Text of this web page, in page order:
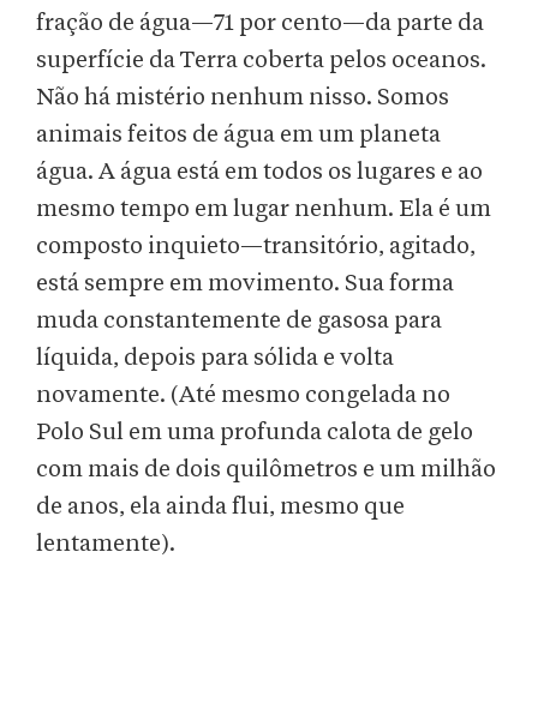
fração de água—71 por cento—da parte da
superfície da Terra coberta pelos oceanos.
Não há mistério nenhum nisso. Somos
animais feitos de água em um planeta
água. A água está em todos os lugares e ao
mesmo tempo em lugar nenhum. Ela é um
composto inquieto—transitório, agitado,
está sempre em movimento. Sua forma
muda constantemente de gasosa para
líquida, depois para sólida e volta
novamente. (Até mesmo congelada no
Polo Sul em uma profunda calota de gelo
com mais de dois quilômetros e um milhão
de anos, ela ainda flui, mesmo que
lentamente).